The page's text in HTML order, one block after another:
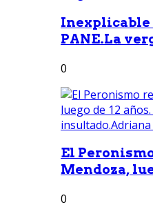
Inexplicable
PANE.La
0
El
Mendoza,
0